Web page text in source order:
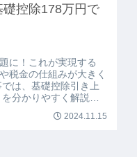
控除178万円で
に！これが実現する
税金の仕組みが大きく
は、基礎控除引き上
分かりやすく解説し
2024.11.15